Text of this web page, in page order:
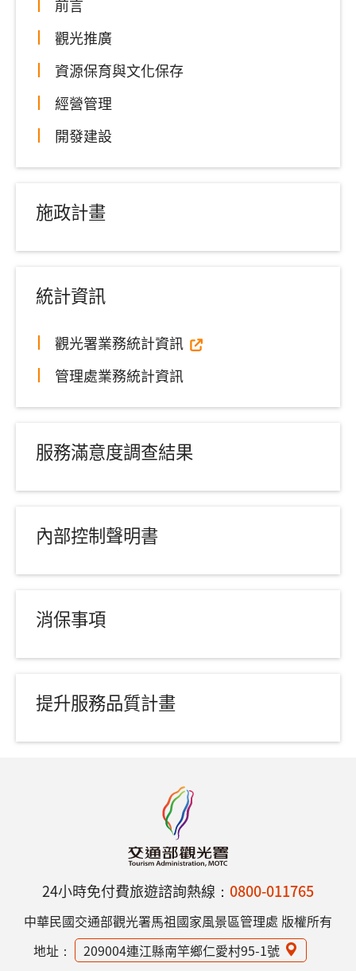
前言
觀光推廣
資源保育與文化保存
經營管理
開發建設
施政計畫
統計資訊
觀光署業務統計資訊
管理處業務統計資訊
服務滿意度調查結果
內部控制聲明書
消保事項
提升服務品質計畫
24小時免付費旅遊諮詢熱線： 0800-011765
中華民國交通部觀光署馬祖國家風景區管理處 版權所有
地址：
209004連江縣南竿鄉仁愛村95-1號